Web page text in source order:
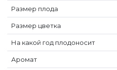
Размер плода
Размер цветка
На какой год плодоносит
Аромат